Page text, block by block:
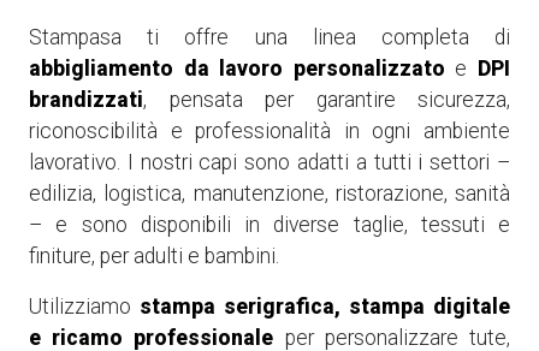
Stampasa ti offre una linea completa di
abbigliamento da lavoro personalizzato e
DPI
brandizzati, pensata per garantire sicurezza,
riconoscibilità e professionalità in ogni ambiente
lavorativo. I nostri capi sono adatti a tutti i settori –
edilizia, logistica, manutenzione, ristorazione, sanità
– e sono disponibili in diverse taglie, tessuti e
finiture, per adulti e bambini.
Utilizziamo stampa serigrafica, stampa digitale
e ricamo professionale per personalizzare tute,